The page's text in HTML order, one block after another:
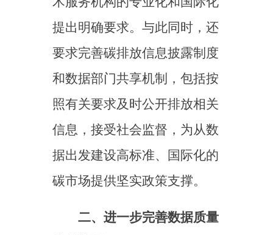
《意见》注重建立一个与
统一监督管理、权责清晰、运
行高效。具体要求包括：一是
推动碳排放数据联合监管机制
的构建与优化，要求生态环境
部会同国务院有关部门加强统
建设全链条、数字化、智能化